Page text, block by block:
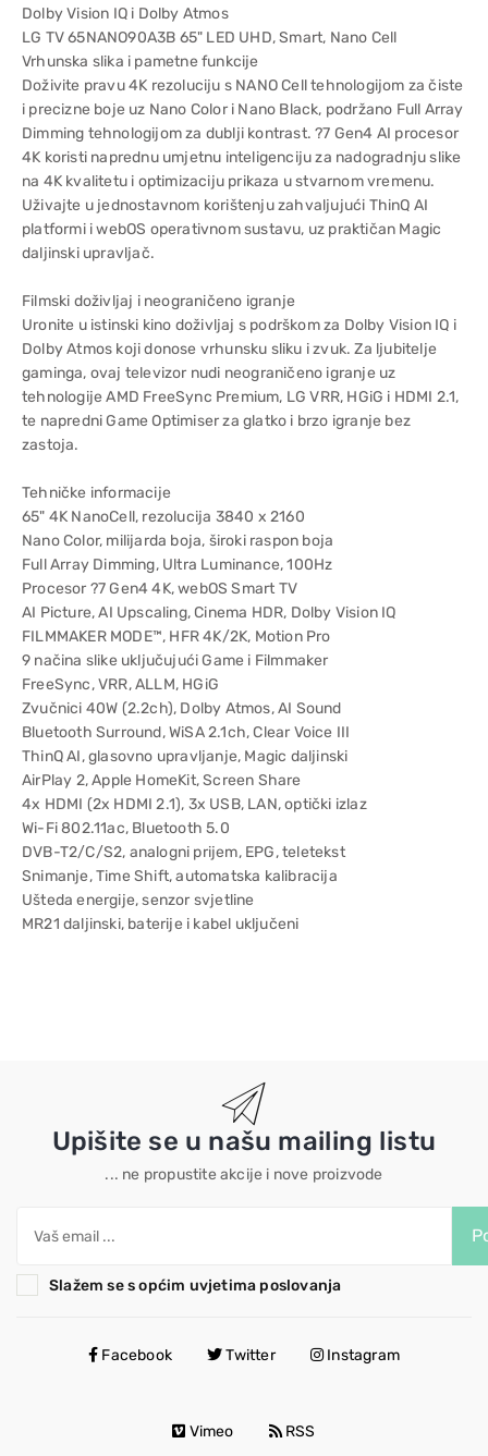
Dolby Vision IQ i Dolby Atmos
LG TV 65NANO90A3B 65" LED UHD, Smart, Nano Cell
Vrhunska slika i pametne funkcije
Doživite pravu 4K rezoluciju s NANO Cell tehnologijom za čiste
i precizne boje uz Nano Color i Nano Black, podržano Full Array
Dimming tehnologijom za dublji kontrast. ?7 Gen4 AI procesor
4K koristi naprednu umjetnu inteligenciju za nadogradnju slike
na 4K kvalitetu i optimizaciju prikaza u stvarnom vremenu.
Uživajte u jednostavnom korištenju zahvaljujući ThinQ AI
platformi i webOS operativnom sustavu, uz praktičan Magic
daljinski upravljač.
Filmski doživljaj i neograničeno igranje
Uronite u istinski kino doživljaj s podrškom za Dolby Vision IQ i
Dolby Atmos koji donose vrhunsku sliku i zvuk. Za ljubitelje
gaminga, ovaj televizor nudi neograničeno igranje uz
tehnologije AMD FreeSync Premium, LG VRR, HGiG i HDMI 2.1,
te napredni Game Optimiser za glatko i brzo igranje bez
zastoja.
Tehničke informacije
65" 4K NanoCell, rezolucija 3840 x 2160
Nano Color, milijarda boja, široki raspon boja
Full Array Dimming, Ultra Luminance, 100Hz
Procesor ?7 Gen4 4K, webOS Smart TV
AI Picture, AI Upscaling, Cinema HDR, Dolby Vision IQ
FILMMAKER MODE™, HFR 4K/2K, Motion Pro
9 načina slike uključujući Game i Filmmaker
FreeSync, VRR, ALLM, HGiG
Zvučnici 40W (2.2ch), Dolby Atmos, AI Sound
Bluetooth Surround, WiSA 2.1ch, Clear Voice III
ThinQ AI, glasovno upravljanje, Magic daljinski
AirPlay 2, Apple HomeKit, Screen Share
4x HDMI (2x HDMI 2.1), 3x USB, LAN, optički izlaz
Wi-Fi 802.11ac, Bluetooth 5.0
DVB-T2/C/S2, analogni prijem, EPG, teletekst
Snimanje, Time Shift, automatska kalibracija
Ušteda energije, senzor svjetline
MR21 daljinski, baterije i kabel uključeni
Upišite se u našu mailing listu
... ne propustite akcije i nove proizvode
Slažem se s općim uvjetima poslovanja
Facebook Twitter Instagram
Vimeo RSS